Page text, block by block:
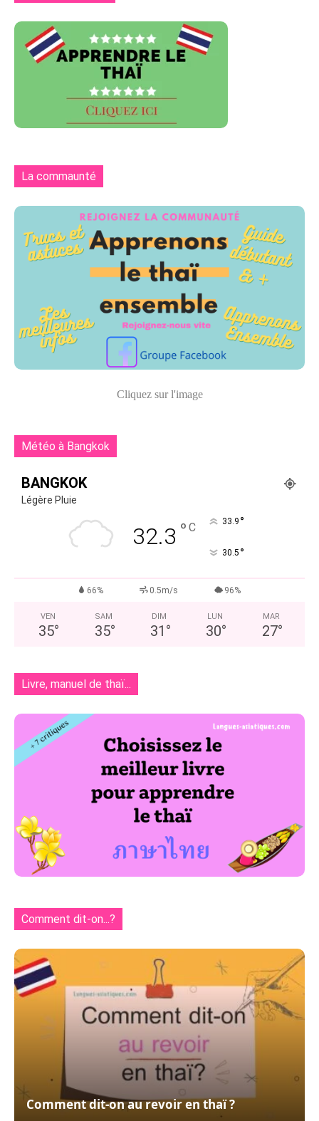
La commaunté
Cliquez sur l'image
Météo à Bangkok
BANGKOK
Légère Pluie
32.3 ° C 33.9 °
30.5 °
66% 0.5m/s 96%
VEN
35°
SAM
35°
DIM
31 °
LUN
30°
MAR
27°
Livre, manuel de thaï...
Comment dit-on...?
Comment dit-on au revoir en thaï ?